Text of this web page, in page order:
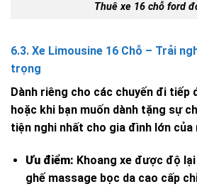
Thuê xe 16 chỗ ford
6.3. Xe Limousine 16 Chỗ – Trải
trọng
Dành riêng cho các chuyến đi
hoặc khi bạn muốn dành tặng sự
tiện nghi nhất cho gia đình lớn của
Ưu điểm: Khoang xe được độ
ghế massage bọc da cao cấp